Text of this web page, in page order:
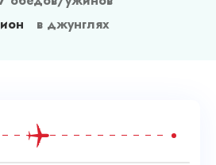
в джунглях